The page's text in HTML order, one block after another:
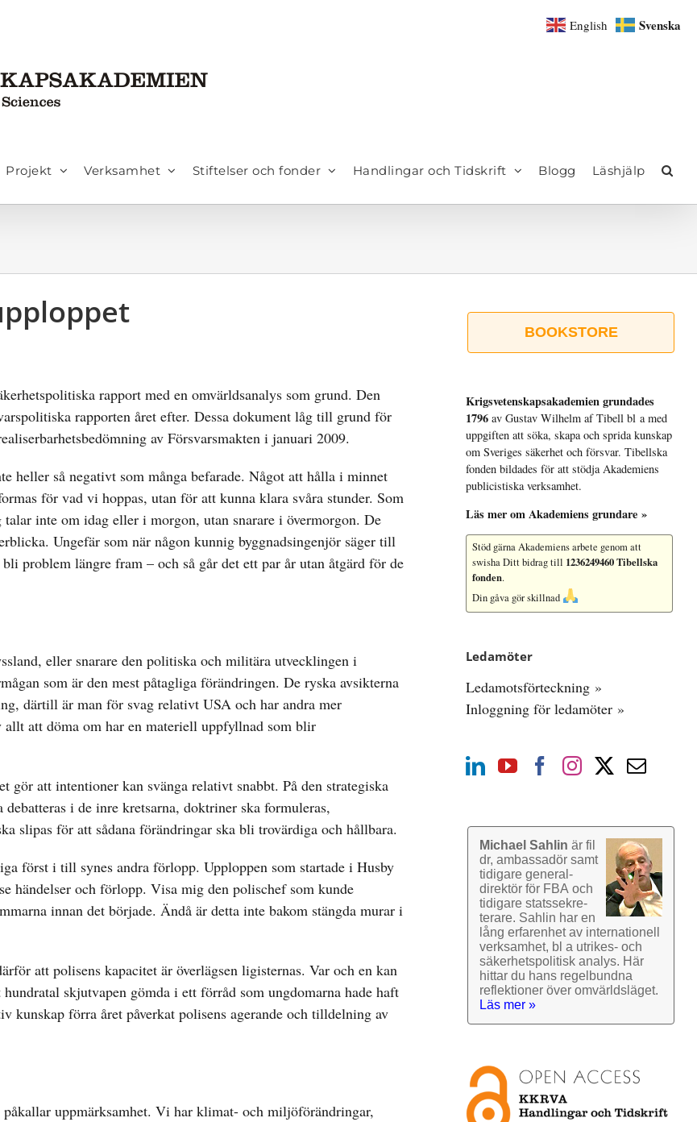
Projekt Verksamhet Stiftelser och fonder Handlingar och Tidskrift Blogg Läshjälp
rapport med en omvärldsanalys som grund. Den
rapporten året efter. Dessa dokument låg till grund för
av Försvarsmakten i januari 2009.
heller så negativt som många befarade. Något att hålla i minnet
för vad vi hoppas, utan för att kunna klara svåra stunder. Som
inte om idag eller i morgon, utan snarare i övermorgon. De
Ungefär som när någon kunnig byggnadsingenjör säger till
problem längre fram – och så går det ett par år utan åtgärd för de
eller snarare den politiska och militära utvecklingen i
som är den mest påtagliga förändringen. De ryska avsikterna
därtill är man för svag relativt USA och har andra mer
att döma om har en materiell uppfyllnad som blir
att intentioner kan svänga relativt snabbt. På den strategiska
i de inre kretsarna, doktriner ska formuleras,
slipas för att sådana förändringar ska bli trovärdiga och hållbara.
först i till synes andra förlopp. Upploppen som startade i Husby
händelser och förlopp. Visa mig den polischef som kunde
innan det började. Ändå är detta inte bakom stängda murar i
att polisens kapacitet är överlägsen ligisternas. Var och en kan
skjutvapen gömda i ett förråd som ungdomarna hade haft
förra året påverkat polisens agerande och tilldelning av
uppmärksamhet. Vi har klimat- och miljöförändringar,
BOOKSTORE
Krigsvetenskap­sakademien grundades
1796 av Gustav Wilhelm af Tibell bl a med
uppgiften att söka, skapa och sprida kunskap
om Sveriges säkerhet och försvar. Tibellska
fonden bildades för att stödja Akademiens
publicistiska verksamhet.
Läs mer om Akademiens grundare »
Stöd gärna Akademiens arbete genom att
swisha Ditt bidrag till 1236249460 Tibellska
fonden.
Din gåva gör skillnad
Ledamöter
Ledamotsförteckning »
Inloggning för ledamöter »
Michael Sahlin är fil
dr, ambassadör samt
tidigare general­
direktör för FBA och
tidigare stats­sekre­
terare. Sahlin har en
lång erfarenhet av inter­nationell
verk­samhet, bl a utrikes- och
säkerhets­politisk analys. Här
hittar du hans regel­bundna
reflek­tioner över omvärlds­läget.
Läs mer »
English Svenska